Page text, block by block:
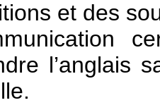
et des
l’anglais